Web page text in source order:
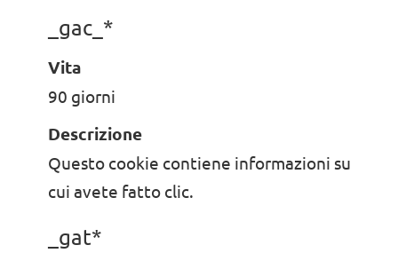
_gac_*
Vita
90 giorni
Descrizione
Questo cookie contiene informazioni sulla
cui avete fatto clic.
_gat*